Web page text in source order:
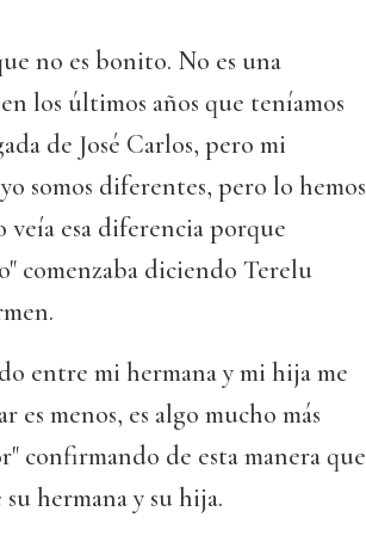
no es bonito. No es una
los últimos años que teníamos
de José Carlos, pero mi
somos diferentes, pero lo hemos
veía esa diferencia porque
comenzaba diciendo Terelu
entre mi hermana y mi hija me
menos, es algo mucho más
confirmando de esta manera que
hermana y su hija.